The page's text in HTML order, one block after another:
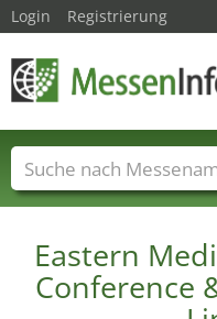
Eastern
Conference
Login Registrierung
Messenamen